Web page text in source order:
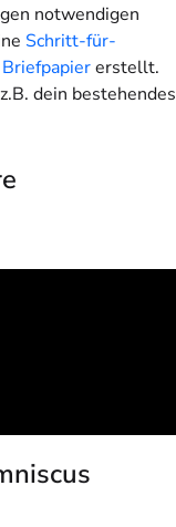
notwendigen
Schritt-für-
erstellt.
dein bestehendes